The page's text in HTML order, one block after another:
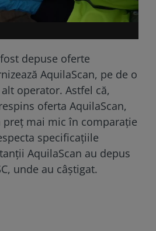
depuse oferte
AquilaScan, pe de o
operator. Astfel că,
oferta AquilaScan,
preț mai mic în comparație
specificațiile
AquilaScan au depus
unde au câștigat.